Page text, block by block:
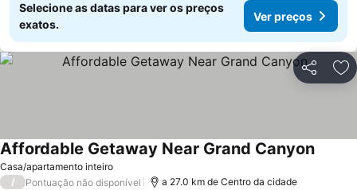
Selecione as datas para ver os preços
exatos.
Ver preços
Partilhar
Casa/apartamento inteiro
Affordable Getaway Near Grand CanyonVer
/ Pontuação não disponível a 27.0 km de Centro da cidade